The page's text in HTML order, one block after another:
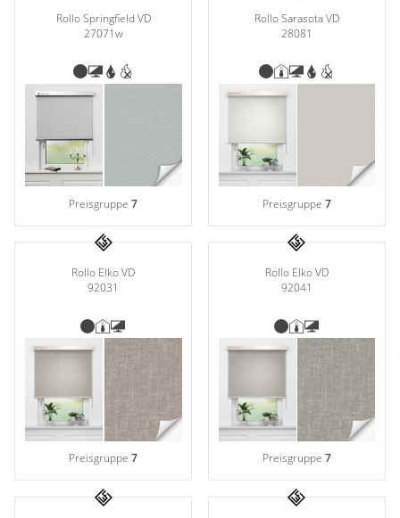
Rollo Springfield VD
27071w
Preisgruppe7
Rollo Sarasota VD
28081
Preisgruppe 7
Rollo Elko VD
92031
Preisgruppe7
Rollo Elko VD
92041
Preisgruppe 7